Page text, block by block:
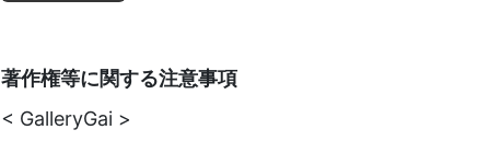
著作権等に関する注意事項
< GalleryGai >